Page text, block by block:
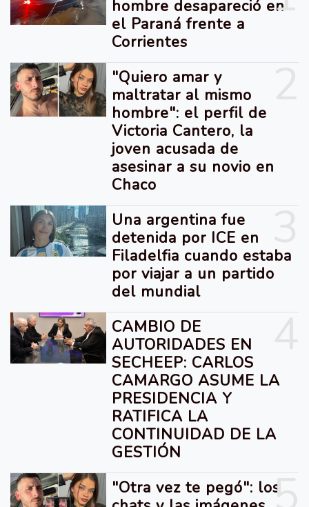
hombre desapareció en
el Paraná frente a
Corrientes
"Quiero amar y
maltratar al mismo
hombre": el perfil de
Victoria Cantero, la
joven acusada de
asesinar a su novio en
Chaco
Una argentina fue
detenida por ICE en
Filadelfia cuando estaba
por viajar a un partido
del mundial
CAMBIO DE
AUTORIDADES EN
SECHEEP: CARLOS
CAMARGO ASUME LA
PRESIDENCIA Y
RATIFICA LA
CONTINUIDAD DE LA
GESTIÓN
"Otra vez te pegó": los